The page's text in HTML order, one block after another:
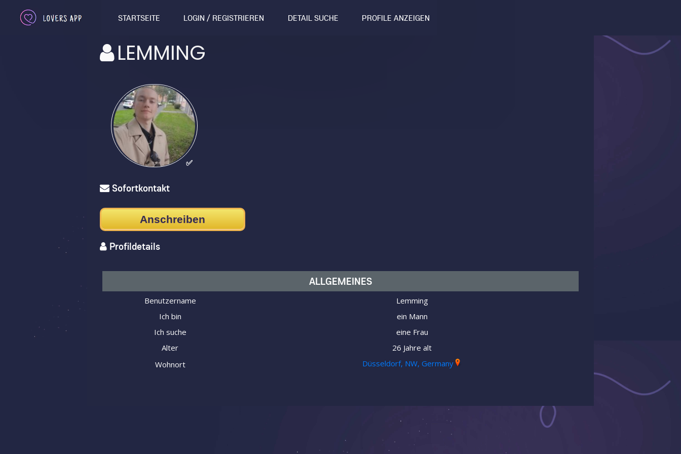
STARTSEITE LOGIN / REGISTRIEREN DETAIL SUCHE PROFILE ANZEIGEN
LEMMING
✅
Sofortkontakt
Anschreiben
Profildetails
ALLGEMEINES
Benutzername
Lemming
Ich bin
ein Mann
Ich suche
eine Frau
Alter
26 Jahre alt
Wohnort
Düsseldorf, NW, Germany